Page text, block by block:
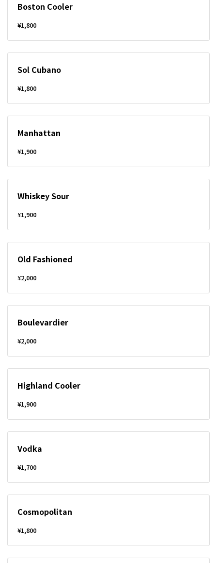
Boston Cooler
¥1,800
Sol Cubano
¥1,800
Manhattan
¥1,900
Whiskey Sour
¥1,900
Old Fashioned
¥2,000
Boulevardier
¥2,000
Highland Cooler
¥1,900
Vodka
¥1,700
Cosmopolitan
¥1,800